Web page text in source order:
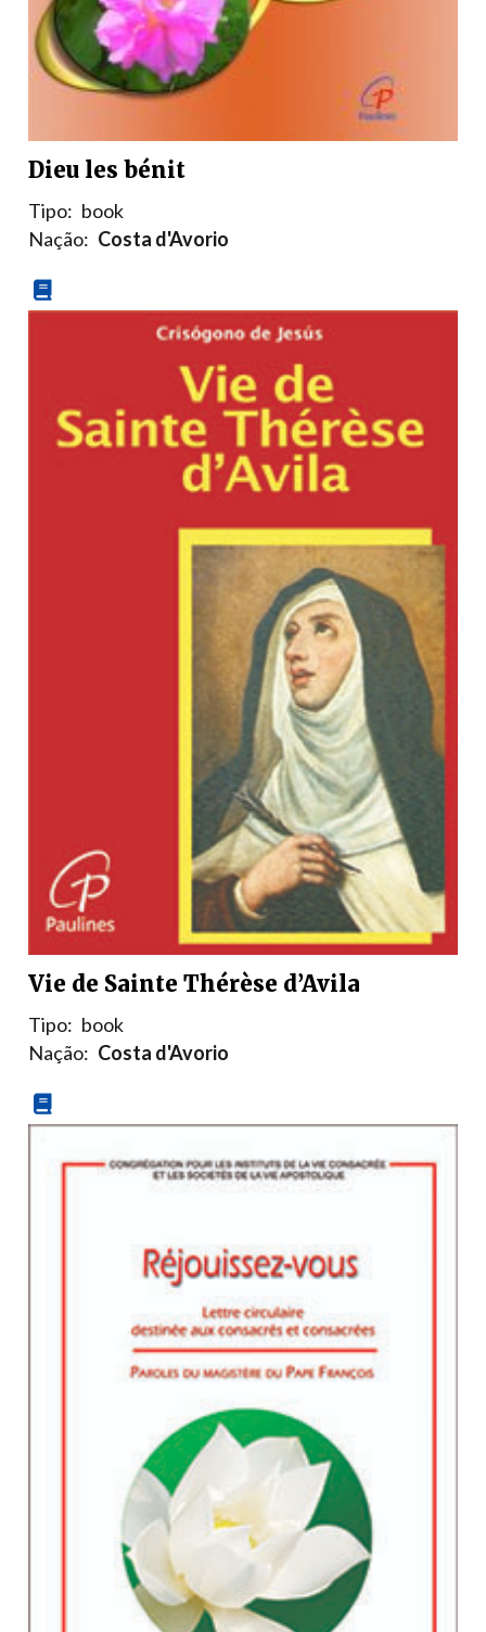
Dieu les bénit
Tipo: book
Nação: Costa d'Avorio
Vie de Sainte Thérèse d’Avila
Tipo: book
Nação: Costa d'Avorio